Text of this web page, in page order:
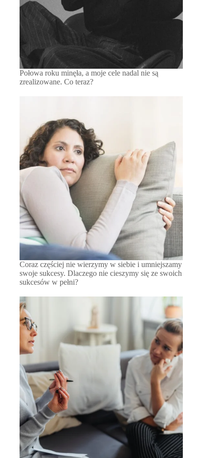
Połowa roku minęła, a moje cele nadal nie są
zrealizowane. Co teraz?
Coraz częściej nie wierzymy w siebie i umniejszamy
swoje sukcesy. Dlaczego nie cieszymy się ze swoich
sukcesów w pełni?